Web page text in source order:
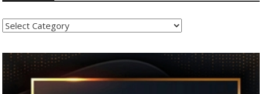
Kategoritë